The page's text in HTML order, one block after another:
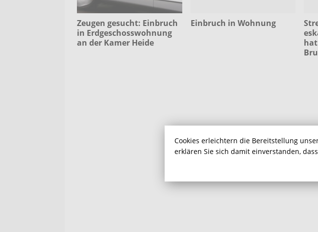
Zeugen gesucht: Einbruch
in Erdgeschosswohnung
an der Kamer Heide
Einbruch in Wohnung
Cookies erleichtern die Bereitstellung
erklären Sie sich damit einverstanden,